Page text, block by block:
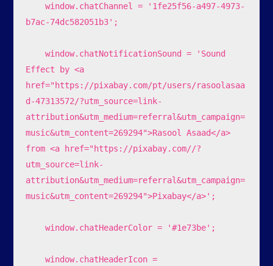
    window.chatChannel = '1fe25f56-a497-4973-
b7ac-74dc582051b3';
    window.chatNotificationSound = 'Sound
Effect by <a
href="https://pixabay.com/pt/users/rasoolasaa
d-47313572/?utm_source=link-
attribution&utm_medium=referral&utm_campaign=
music&utm_content=269294">Rasool Asaad</a>
from <a href="https://pixabay.com//?
utm_source=link-
attribution&utm_medium=referral&utm_campaign=
music&utm_content=269294">Pixabay</a>';
    window.chatHeaderColor = '#1e73be';
    window.chatHeaderIcon =